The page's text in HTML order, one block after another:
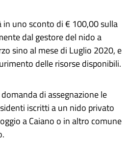
uno sconto di € 100,00 sulla
dal gestore del nido a
sino al mese di Luglio 2020, e
delle risorse disponibili.
di assegnazione le
iscritti a un nido privato
a Caiano o in altro comune